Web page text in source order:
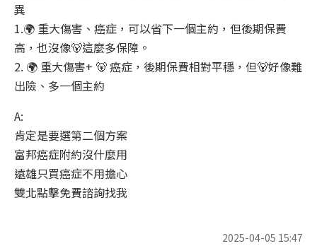
異
1.🌍 重大傷害、癌症，可以省下一個主約，但後期保費
高，也沒像🐻這麼多保障。
2. 🌍 重大傷害+ 🐻 癌症，後期保費相對平穩，但🐻好像難
出險、多一個主約
A:
肯定是要選第二個方案
富邦癌症附約沒什麼用
遠雄只買癌症不用擔心
雙北點擊免費諮詢找我
2025-04-05 15:47